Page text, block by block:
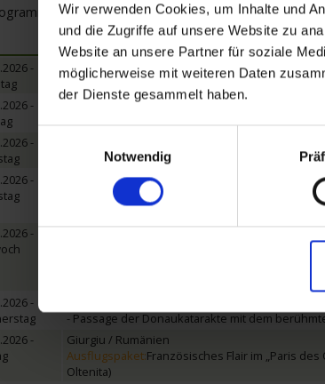
Wir verwenden Cookies, um Inhalte und
und die Zugriffe auf unsere Website zu
Website an unsere Partner für soziale
möglicherweise mit weiteren Daten
der Dienste gesammelt haben.
Notwendig
für die Kreuzfahrt vom bis zum
Hafen
-
Passau / Deutschland
- Einschiffung 16:00 Uhr bis 17:00 Uhr -
-
Wien / Österreich
Ausflugspaket:Stadtrundfahrt/-gang durch die
-
Ausflug: Puszta mit traditioneller Reitvorführung
-
Mohács / Ungarn
-
-
- Passage der Donaukatarakte mit dem
-
Giurgiu / Rumänien
Ausflugspaket:Französisches Flair im „Paris
Oltenita)